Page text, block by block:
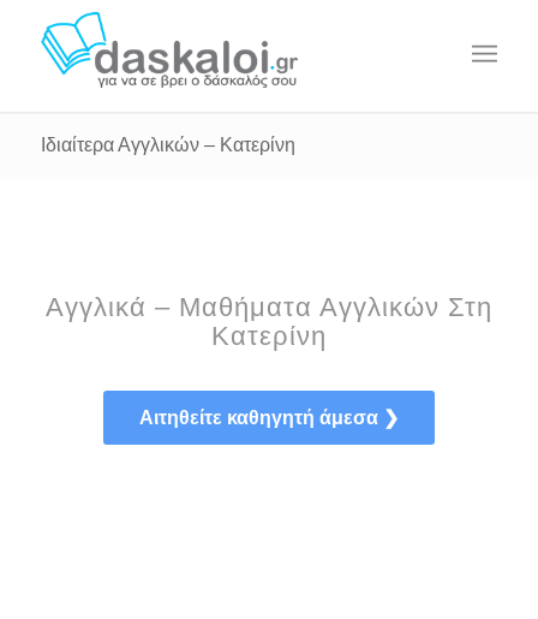
Ιδιαίτερα Αγγλικών – Κατερίνη
Αγγλικά – Μαθήματα Αγγλικών Στη
Κατερίνη
Αιτηθείτε καθηγητή άμεσα ❯